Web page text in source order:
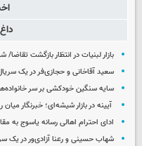
بازار لبنیات در انتظار بازگشت
سعید آقاخانی و حجازی‌فر در یک
سایه سنگین خودکشی بر سر
آیینه در بازار شیشه‌ای؛ خبرنگار
ادای احترام اهالی رسانه یاسوج به
شهاب حسینی و رعنا آزادی‌ور در